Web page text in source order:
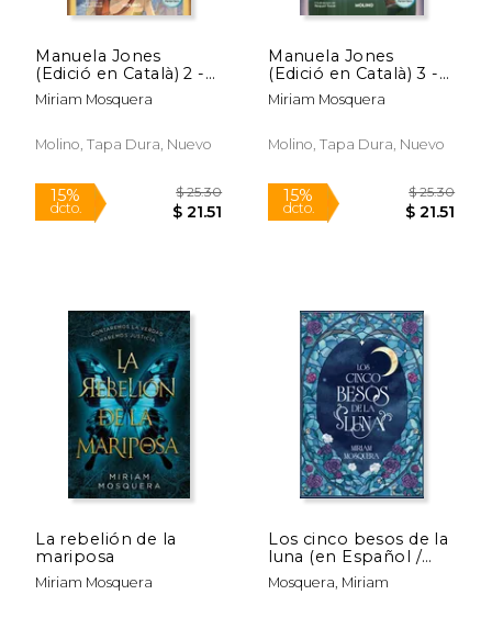
Manuela Jones
(Edició en Català) 2 -
els Misteris del Camí
(en Catalán)
Miriam Mosquera
Molino, Tapa Dura, Nuevo
Manuela Jones
(Edició en Català) 3 -
el Quadre Secret del
Prado (en Catalán)
Miriam Mosquera
Molino, Tapa Dura, Nuevo
La rebelión de la
mariposa
Miriam Mosquera
Los cinco besos de la
luna (en Español /
Castellano)
Mosquera, Miriam